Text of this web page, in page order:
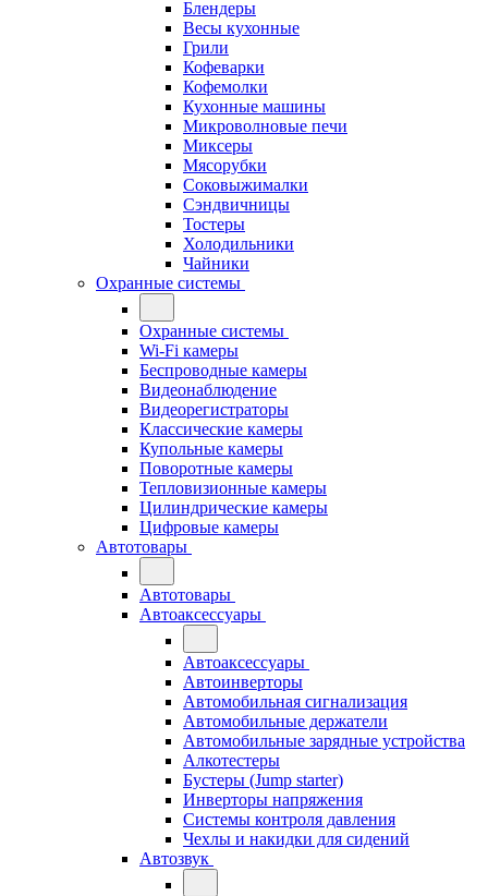
Блендеры
Весы кухонные
Грили
Кофеварки
Кофемолки
Кухонные машины
Микроволновые печи
Миксеры
Мясорубки
Соковыжималки
Сэндвичницы
Тостеры
Холодильники
Чайники
Охранные системы
Охранные системы
Wi-Fi камеры
Беспроводные камеры
Видеонаблюдение
Видеорегистраторы
Классические камеры
Купольные камеры
Поворотные камеры
Тепловизионные камеры
Цилиндрические камеры
Цифровые камеры
Автотовары
Автотовары
Автоаксессуары
Автоаксессуары
Автоинверторы
Автомобильная сигнализация
Автомобильные держатели
Автомобильные зарядные устройства
Алкотестеры
Бустеры (Jump starter)
Инверторы напряжения
Системы контроля давления
Чехлы и накидки для сидений
Автозвук